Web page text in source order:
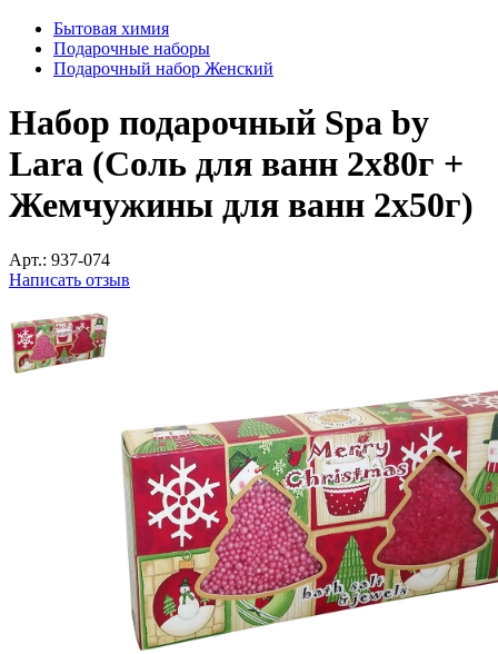
Бытовая химия
Подарочные наборы
Подарочный набор Женский
Набор подарочный Spa by
Lara (Соль для ванн 2x80г +
Жемчужины для ванн 2x50г)
Арт.: 937-074
Написать отзыв